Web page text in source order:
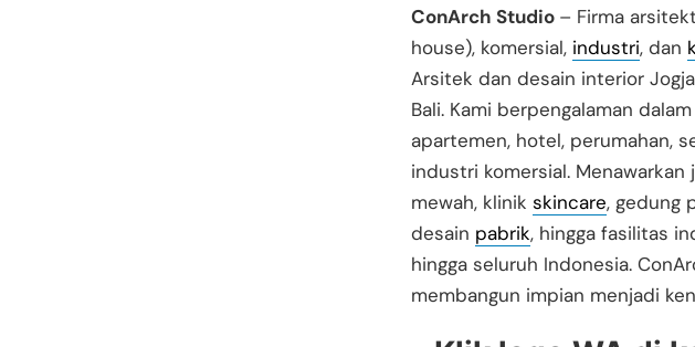
ConArch Studio – Firma
house), komersial, industri, dan
Arsitek dan desain interior
Bali. Kami berpengalaman
apartemen, hotel, perumahan,
industri komersial.
mewah, klinik skincare, gedung
desain pabrik, hingga fasilitas
hingga seluruh Indonesia.
membangun impian menjadi